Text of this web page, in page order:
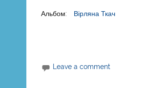
Альбом: Вірляна Ткач
Leave a comment